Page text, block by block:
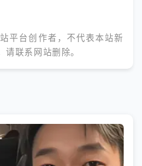
平台创作者，不代表本站新
请联系网站删除。